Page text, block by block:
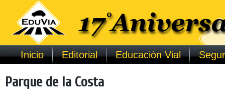
Inicio Editorial Educación Vial
Parque de la Costa